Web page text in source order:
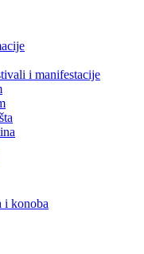
i manifestacije
i konoba